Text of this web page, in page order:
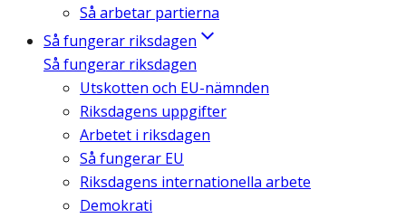
Så arbetar partierna
Så fungerar riksdagen
Så fungerar riksdagen
Utskotten och EU-nämnden
Riksdagens uppgifter
Arbetet i riksdagen
Så fungerar EU
Riksdagens internationella arbete
Demokrati